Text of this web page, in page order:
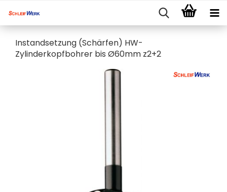
Instandsetzung (Schärfen) HW-
Zylinderkopfbohrer bis Ø60mm z2+2